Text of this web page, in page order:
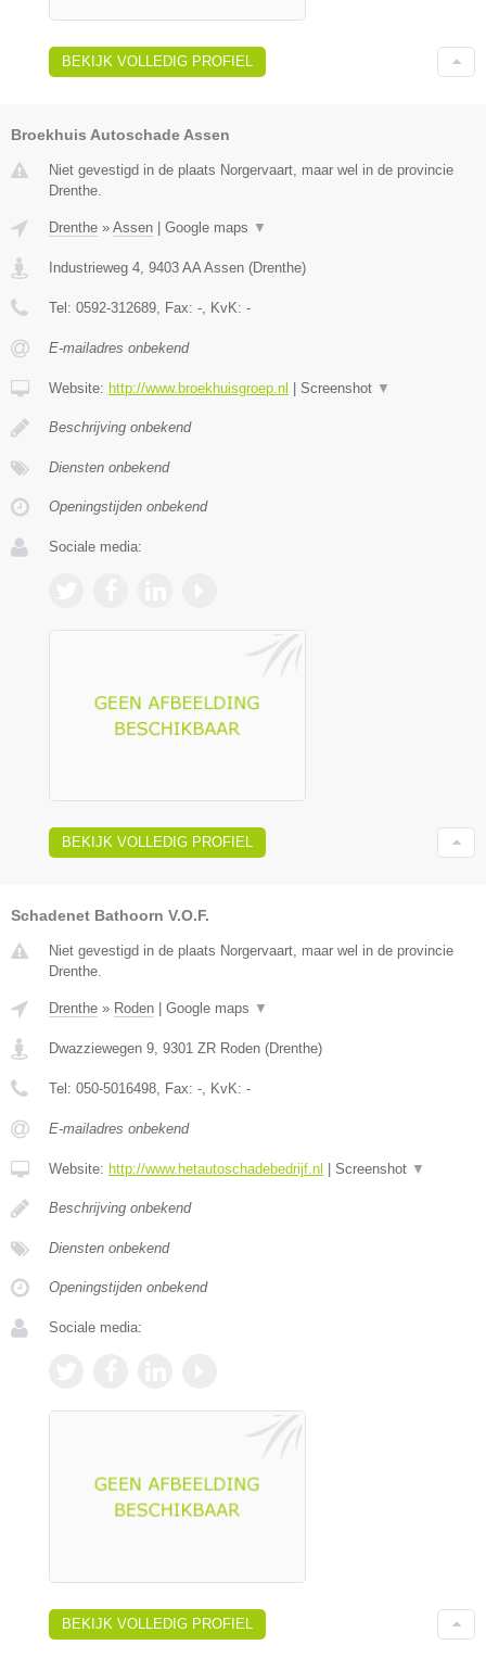
BEKIJK VOLLEDIG PROFIEL
Broekhuis Autoschade Assen
Niet gevestigd in de plaats Norgervaart, maar wel in de provincie
Drenthe.
Drenthe » Assen | Google maps ▼
Industrieweg 4 9403 AA Assen (Drenthe)
Tel: 0592-312689 , Fax: - , KvK: -
E-mailadres onbekend
Website: http://www.broekhuisgroep.nl | Screenshot ▼
Beschrijving onbekend
Diensten onbekend
Openingstijden onbekend
Sociale media:
BEKIJK VOLLEDIG PROFIEL
Schadenet Bathoorn V.O.F.
Niet gevestigd in de plaats Norgervaart, maar wel in de provincie
Drenthe.
Drenthe » Roden Google maps ▼
Dwazziewegen 9, 9301 ZR Roden (Drenthe)
Tel: 050-5016498, Fax: -, KvK: -
E-mailadres onbekend
Website: http://www.hetautoschadebedrijf.nl Screenshot ▼
Beschrijving onbekend
Diensten onbekend
Openingstijden onbekend
Sociale media:
BEKIJK VOLLEDIG PROFIEL